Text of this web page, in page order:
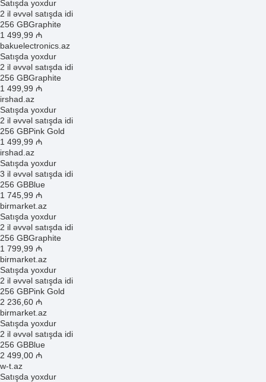
Satışda yoxdur
2 il əvvəl satışda idi
256 GBGraphite
1 499 ,99 ₼
bakuelectronics.az
Satışda yoxdur
2 il əvvəl satışda idi
256 GBGraphite
1 499 ,99 ₼
irshad.az
Satışda yoxdur
2 il əvvəl satışda idi
256 GBPink Gold
1 499 ,99 ₼
irshad.az
Satışda yoxdur
3 il əvvəl satışda idi
256 GBBlue
1 745 ,99 ₼
birmarket.az
Satışda yoxdur
2 il əvvəl satışda idi
256 GBGraphite
1 799 ,99 ₼
birmarket.az
Satışda yoxdur
2 il əvvəl satışda idi
256 GBPink Gold
2 236 ,60 ₼
birmarket.az
Satışda yoxdur
2 il əvvəl satışda idi
256 GBBlue
2 499 ,00 ₼
w-t.az
Satışda yoxdur